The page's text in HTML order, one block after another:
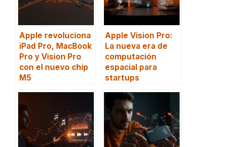
Apple revoluciona
iPad Pro, MacBook
Pro y Vision Pro
con el nuevo chip
M5
Apple Vision Pro:
La nueva era de
computación
espacial para
startups